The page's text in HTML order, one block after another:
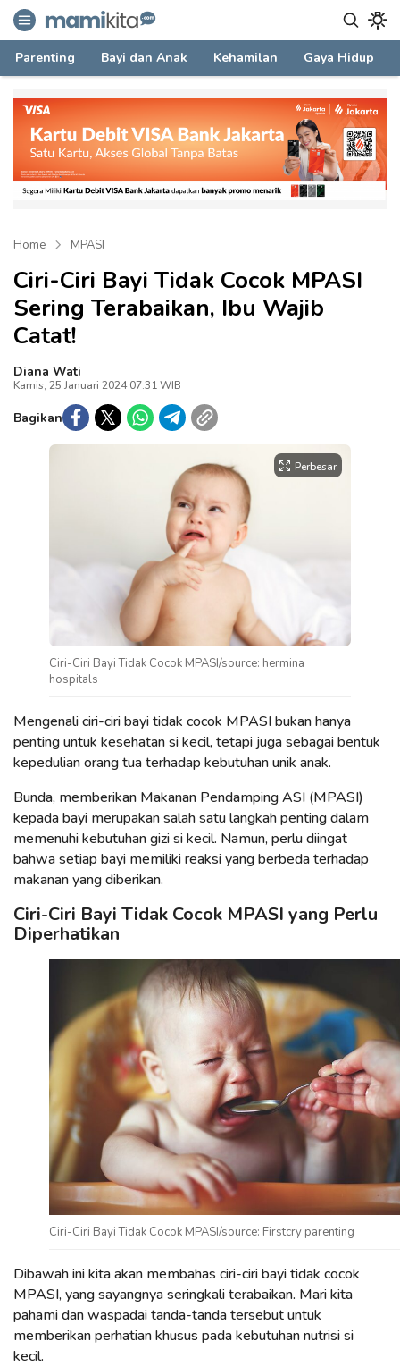
mamikita.com
Informasi Parenting untuk Mami Milenial
Parenting Bayi dan Anak Kehamilan Gaya Hidup
Home MPASI
Ciri-Ciri Bayi Tidak Cocok MPASI
Sering Terabaikan, Ibu Wajib
Catat!
Diana Wati
Kamis, 25 Januari 2024 07:31 WIB
Bagikan
Perbesar
Ciri-Ciri Bayi Tidak Cocok MPASI/source: hermina
hospitals
Mengenali ciri-ciri bayi tidak cocok MPASI bukan hanya
penting untuk kesehatan si kecil, tetapi juga sebagai bentuk
kepedulian orang tua terhadap kebutuhan unik anak.
Bunda, memberikan Makanan Pendamping ASI (MPASI)
kepada bayi merupakan salah satu langkah penting dalam
memenuhi kebutuhan gizi si kecil. Namun, perlu diingat
bahwa setiap bayi memiliki reaksi yang berbeda terhadap
makanan yang diberikan.
Ciri-Ciri Bayi Tidak Cocok MPASI yang Perlu
Diperhatikan
Ciri-Ciri Bayi Tidak Cocok MPASI/source: Firstcry parenting
Dibawah ini kita akan membahas ciri-ciri bayi tidak cocok
MPASI, yang sayangnya seringkali terabaikan. Mari kita
pahami dan waspadai tanda-tanda tersebut untuk
memberikan perhatian khusus pada kebutuhan nutrisi si
kecil.